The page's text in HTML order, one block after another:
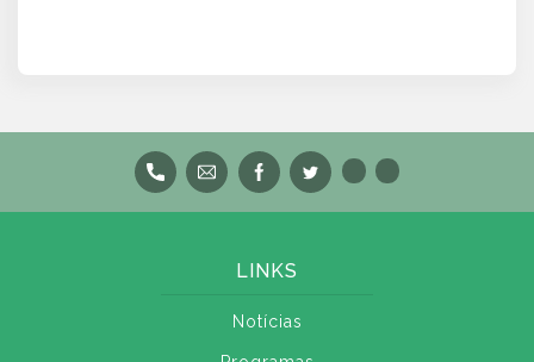
LINKS
Notícias